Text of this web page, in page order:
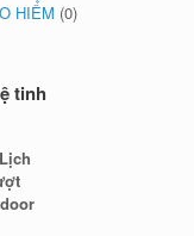
HIỂM (0)
tinh